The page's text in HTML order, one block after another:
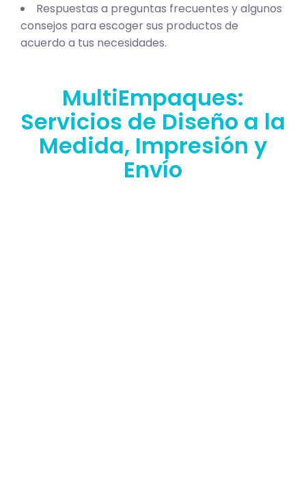
Respuestas a preguntas frecuentes y algunos
consejos para escoger sus productos de
acuerdo a tus necesidades.
MultiEmpaques:
Servicios de Diseño a la
Medida, Impresión y
Envío